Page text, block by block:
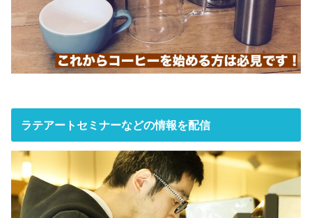
ラテアートセミナーなどの情報を配信